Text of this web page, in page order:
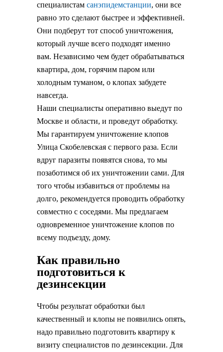
специалистам санэпидемстанции, они все
равно это сделают быстрее и эффективней.
Они подберут тот способ уничтожения,
который лучше всего подходят именно
вам. Независимо чем будет обрабатываться
квартира, дом, горячим паром или
холодным туманом, о клопах забудете
навсегда.
Наши специалисты оперативно выедут по
Москве и области, и проведут обработку.
Мы гарантируем уничтожение клопов
Улица Скобелевская с первого раза. Если
вдруг паразиты появятся снова, то мы
позаботимся об их уничтожении сами. Для
того чтобы избавиться от проблемы на
долго, рекомендуется проводить обработку
совместно с соседями. Мы предлагаем
одновременное уничтожение клопов по
всему подъезду, дому.
Как правильно
подготовиться к
дезинсекции
Чтобы результат обработки был
качественный и клопы не появились опять,
надо правильно подготовить квартиру к
визиту специалистов по дезинсекции. Для